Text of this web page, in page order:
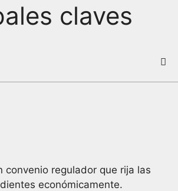
claves
regulador que rija las
económicamente.